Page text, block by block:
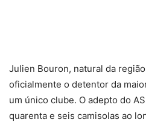
Julien Bouron, natural da
oficialmente o detentor da
um único clube. O adepto do
quarenta e seis camisolas ao